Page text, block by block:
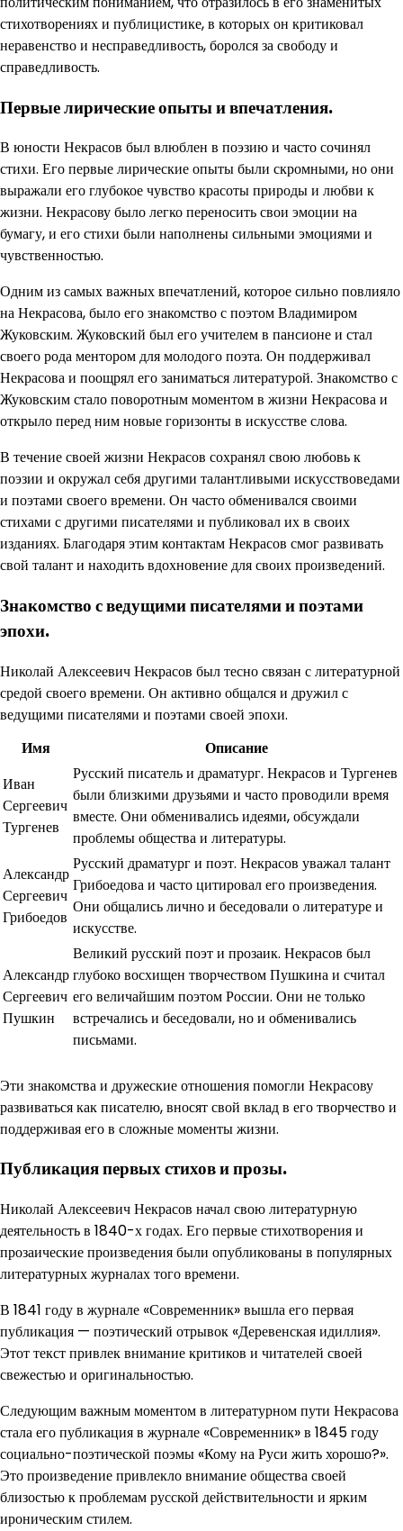
стихотворениях и публицистике, в которых он критиковал
неравенство и несправедливость, боролся за свободу и
справедливость.
Первые лирические опыты и впечатления.
В юности Некрасов был влюблен в поэзию и часто сочинял
стихи. Его первые лирические опыты были скромными, но они
выражали его глубокое чувство красоты природы и любви к
жизни. Некрасову было легко переносить свои эмоции на
бумагу, и его стихи были наполнены сильными эмоциями и
чувственностью.
Одним из самых важных впечатлений, которое сильно повлияло
на Некрасова, было его знакомство с поэтом Владимиром
Жуковским. Жуковский был его учителем в пансионе и стал
своего рода ментором для молодого поэта. Он поддерживал
Некрасова и поощрял его заниматься литературой. Знакомство с
Жуковским стало поворотным моментом в жизни Некрасова и
открыло перед ним новые горизонты в искусстве слова.
В течение своей жизни Некрасов сохранял свою любовь к
поэзии и окружал себя другими талантливыми искусствоведами
и поэтами своего времени. Он часто обменивался своими
стихами с другими писателями и публиковал их в своих
изданиях. Благодаря этим контактам Некрасов смог развивать
свой талант и находить вдохновение для своих произведений.
Знакомство с ведущими писателями и поэтами
эпохи.
Николай Алексеевич Некрасов был тесно связан с литературной
средой своего времени. Он активно общался и дружил с
ведущими писателями и поэтами своей эпохи.
Имя
Описание
Иван
Сергеевич
Тургенев
Русский писатель и драматург. Некрасов и Тургенев
были близкими друзьями и часто проводили время
вместе. Они обменивались идеями, обсуждали
проблемы общества и литературы.
Александр
Сергеевич
Грибоедов
Русский драматург и поэт. Некрасов уважал талант
Грибоедова и часто цитировал его произведения.
Они общались лично и беседовали о литературе и
искусстве.
Александр
Сергеевич
Пушкин
Великий русский поэт и прозаик. Некрасов был
глубоко восхищен творчеством Пушкина и считал
его величайшим поэтом России. Они не только
встречались и беседовали, но и обменивались
письмами.
Эти знакомства и дружеские отношения помогли Некрасову
развиваться как писателю, вносят свой вклад в его творчество и
поддерживая его в сложные моменты жизни.
Публикация первых стихов и прозы.
Николай Алексеевич Некрасов начал свою литературную
деятельность в 1840-х годах. Его первые стихотворения и
прозаические произведения были опубликованы в популярных
литературных журналах того времени.
В 1841 году в журнале «Современник» вышла его первая
публикация — поэтический отрывок «Деревенская идиллия».
Этот текст привлек внимание критиков и читателей своей
свежестью и оригинальностью.
Следующим важным моментом в литературном пути Некрасова
стала его публикация в журнале «Современник» в 1845 году
социально-поэтической поэмы «Кому на Руси жить хорошо?».
Это произведение привлекло внимание общества своей
близостью к проблемам русской действительности и ярким
ироническим стилем.